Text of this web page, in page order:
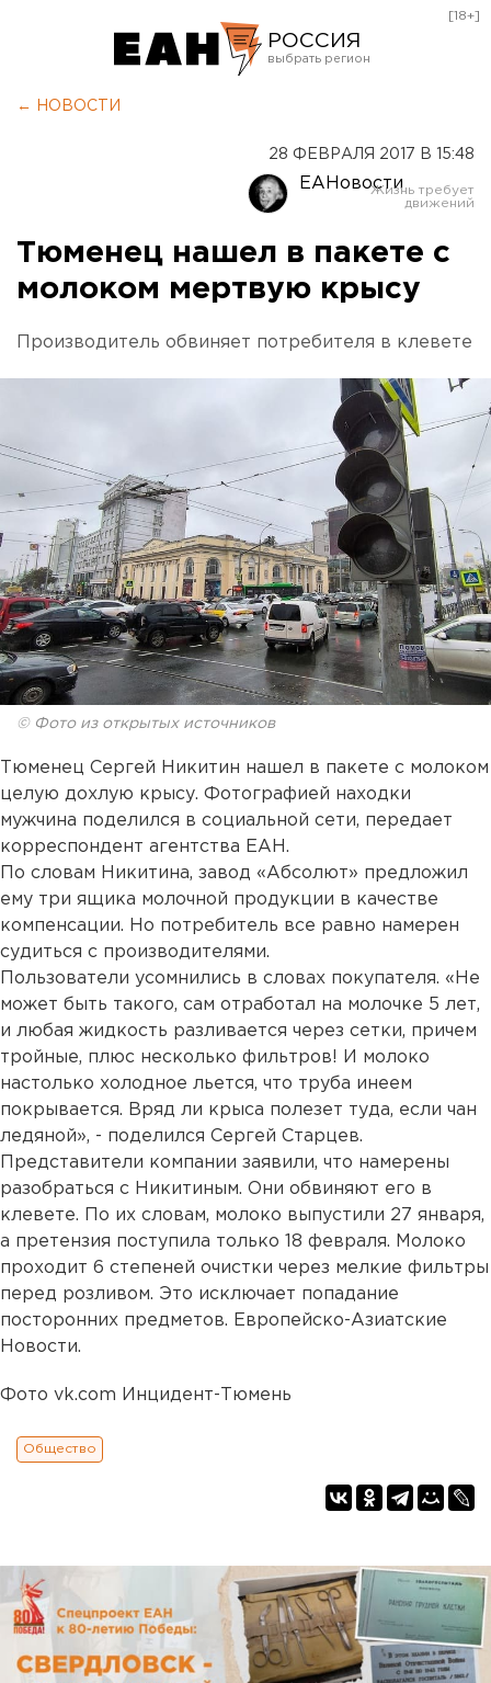
РОССИЯ
Оренбург
[18+]
← НОВОСТИ
28 ФЕВРАЛЯ 2017 В 15:48
ЕАНовости
Тюменец нашел в пакете с
молоком мертвую крысу
Производитель обвиняет потребителя в клевете
© Фото из открытых источников
Тюменец Сергей Никитин нашел в пакете с молоком
целую дохлую крысу. Фотографией находки
мужчина поделился в социальной сети, передает
корреспондент агентства ЕАН.
По словам Никитина, завод «Абсолют» предложил
ему три ящика молочной продукции в качестве
компенсации. Но потребитель все равно намерен
судиться с производителями.
Пользователи усомнились в словах покупателя. «Не
может быть такого, сам отработал на молочке 5 лет,
и любая жидкость разливается через сетки, причем
тройные, плюс несколько фильтров! И молоко
настолько холодное льется, что труба инеем
покрывается. Вряд ли крыса полезет туда, если чан
ледяной», - поделился Сергей Старцев.
Представители компании заявили, что намерены
разобраться с Никитиным. Они обвиняют его в
клевете. По их словам, молоко выпустили 27 января,
а претензия поступила только 18 февраля. Молоко
проходит 6 степеней очистки через мелкие фильтры
перед розливом. Это исключает попадание
посторонних предметов. Европейско-Азиатские
Новости.
Фото vk.com Инцидент-Тюмень
Общество